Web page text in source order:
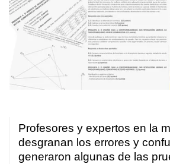
Profesores y expertos en la
desgranan los errores y
generaron algunas de las